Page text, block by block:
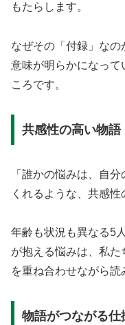
もたらします。
なぜその「付録」な
意味が明らかになっ
ころです。
共感性の高い物語
「誰かの悩みは、自
くれるような、共感性
年齢も状況も異なる5
が抱える悩みは、私
を重ね合わせながら読
物語がつながる仕